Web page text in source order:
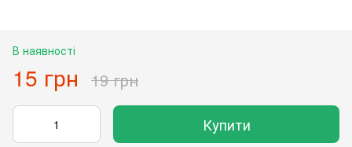
В наявності
15 грн 19 грн
Купити